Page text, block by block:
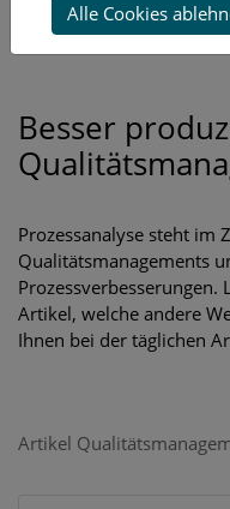
Besser
Prozessanalyse steht im
Qualitätsmanagements
Prozessverbesserungen.
Artikel, welche andere
Ihnen bei der täglichen
Artikel
Alle Cookies